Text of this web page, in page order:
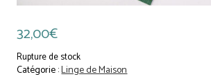
32,00€
Rupture de stock
Catégorie :Linge de Maison